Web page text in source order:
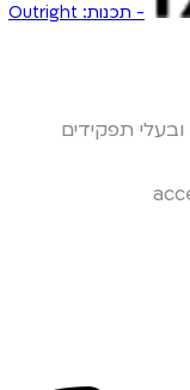
- תכנות: Outright
תפקידים